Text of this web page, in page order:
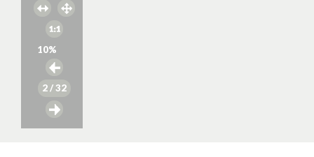
10%
2/ 32